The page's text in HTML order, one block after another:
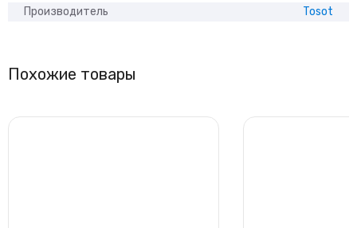
Производитель
Tosot
Похожие товары